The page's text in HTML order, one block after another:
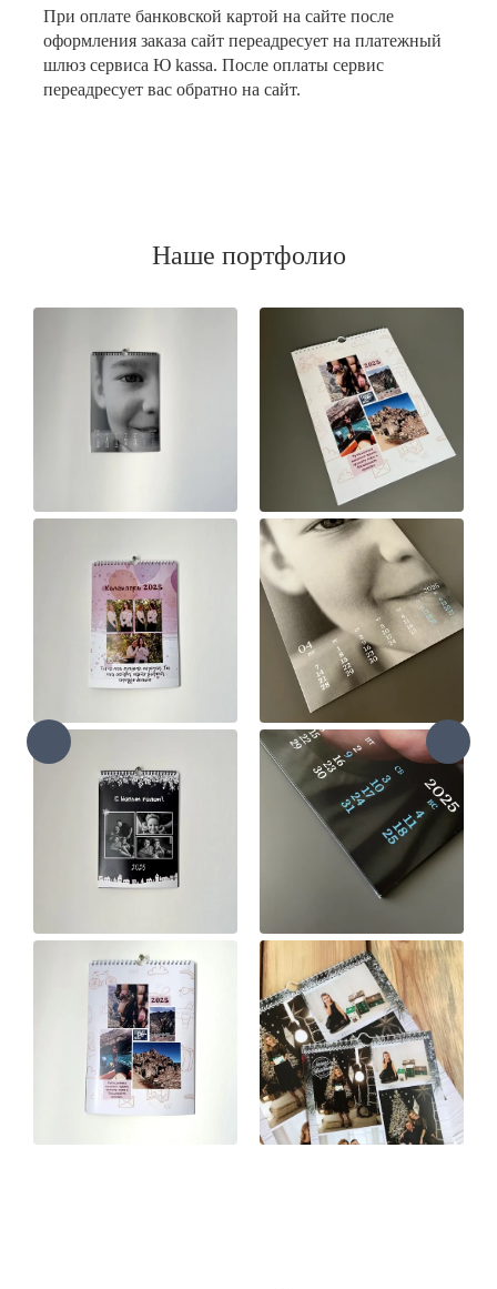
При оплате банковской картой на сайте после
оформления заказа сайт переадресует на платежный
шлюз сервиса Ю kassa. После оплаты сервис
переадресует вас обратно на сайт.
Наше портфолио